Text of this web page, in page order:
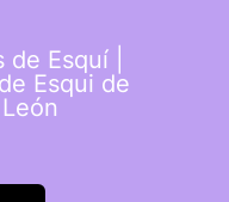
Esquí |
Esqui de